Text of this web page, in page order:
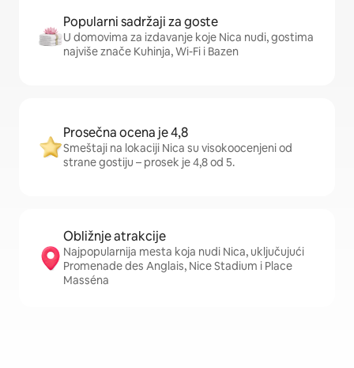
Popularni sadržaji za goste
U domovima za izdavanje koje Nica nudi, gostima
najviše znače Kuhinja, Wi-Fi i Bazen
Prosečna ocena je 4,8
Smeštaji na lokaciji Nica su visokoocenjeni od
strane gostiju – prosek je 4,8 od 5.
Obližnje atrakcije
Najpopularnija mesta koja nudi Nica, uključujući
Promenade des Anglais, Nice Stadium i Place
Masséna